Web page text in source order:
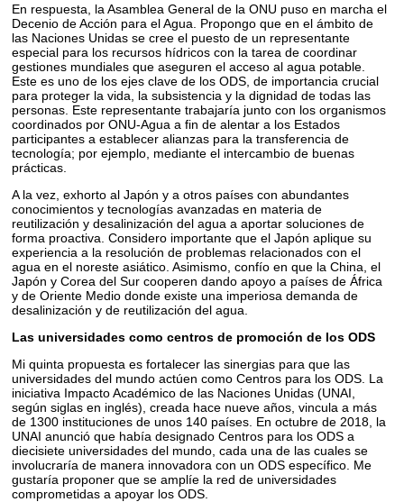
En respuesta, la Asamblea General de la ONU puso en marcha el
Decenio de Acción para el Agua. Propongo que en el ámbito de
las Naciones Unidas se cree el puesto de un representante
especial para los recursos hídricos con la tarea de coordinar
gestiones mundiales que aseguren el acceso al agua potable.
Este es uno de los ejes clave de los ODS, de importancia crucial
para proteger la vida, la subsistencia y la dignidad de todas las
personas. Este representante trabajaría junto con los organismos
coordinados por ONU-Agua a fin de alentar a los Estados
participantes a establecer alianzas para la transferencia de
tecnología; por ejemplo, mediante el intercambio de buenas
prácticas.
A la vez, exhorto al Japón y a otros países con abundantes
conocimientos y tecnologías avanzadas en materia de
reutilización y desalinización del agua a aportar soluciones de
forma proactiva. Considero importante que el Japón aplique su
experiencia a la resolución de problemas relacionados con el
agua en el noreste asiático. Asimismo, confío en que la China, el
Japón y Corea del Sur cooperen dando apoyo a países de África
y de Oriente Medio donde existe una imperiosa demanda de
desalinización y de reutilización del agua.
Las universidades como centros de promoción de los ODS
Mi quinta propuesta es fortalecer las sinergias para que las
universidades del mundo actúen como Centros para los ODS. La
iniciativa Impacto Académico de las Naciones Unidas (UNAI,
según siglas en inglés), creada hace nueve años, vincula a más
de 1300 instituciones de unos 140 países. En octubre de 2018, la
UNAI anunció que había designado Centros para los ODS a
diecisiete universidades del mundo, cada una de las cuales se
involucraría de manera innovadora con un ODS específico. Me
gustaría proponer que se amplíe la red de universidades
comprometidas a apoyar los ODS.